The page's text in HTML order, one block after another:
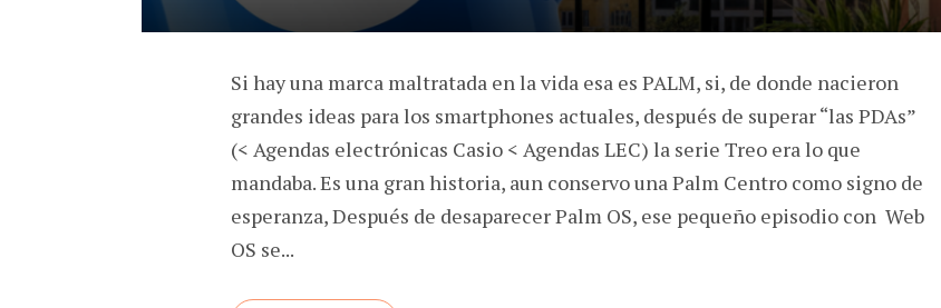
Si hay una marca maltratada en la vida esa es PALM, si, de donde nacieron
grandes ideas para los smartphones actuales, después de superar “las PDAs”
(< Agendas electrónicas Casio < Agendas LEC) la serie Treo era lo que
mandaba. Es una gran historia, aun conservo una Palm Centro como signo de
esperanza, Después de desaparecer Palm OS, ese pequeño episodio con Web
OS se...